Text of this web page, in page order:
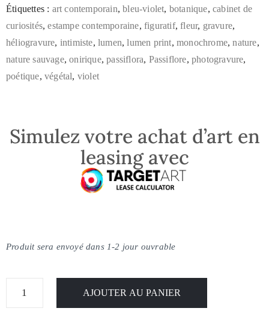
Étiquettes : art contemporain,bleu-violet, botanique,cabinet de
curiosités,estampe contemporaine,figuratif,fleur, gravure,
héliogravure, intimiste,lumen,lumen print,monochrome,nature,
nature sauvage,onirique,passiflora, Passiflore,photogravure,
poétique,végétal, violet
Simulez votre achat d’art en
leasing avec
Produit sera envoyé dans 1-2 jour ouvrable
AJOUTER AU PANIER